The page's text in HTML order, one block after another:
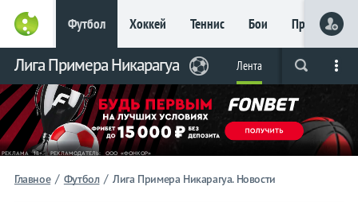
Футбол Хоккей Теннис Бои Прочие
Live Вся лента Прогнозы Букмекеры
Лига Примера Никарагуа Лента
Главное / Футбол / Лига Примера Никарагуа. Новости
Главное
Фрибет
до 15
000 ₽
Новым
игрокам, без
условий
Футбол